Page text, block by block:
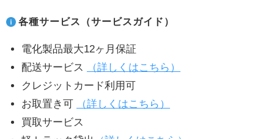
各種サービス（サービスガイド）
電化製品最大12ヶ月保証
配送サービス
（詳しくはこちら）
クレジットカード利用可
お取置き可
（詳しくはこちら）
買取サービス